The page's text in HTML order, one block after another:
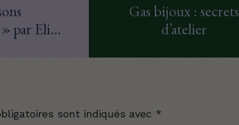
par Elie
Gas bijoux : secrets
d’atelier
sont indiqués avec *